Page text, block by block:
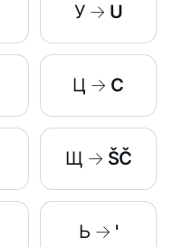
У→ U
Ц → C
Щ→ ŠČ
Ь→ '